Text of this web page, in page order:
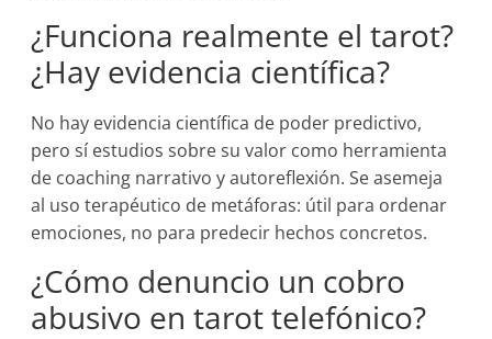
¿Funciona realmente el tarot?
¿Hay evidencia científica?
No hay evidencia científica de poder predictivo,
pero sí estudios sobre su valor como herramienta
de coaching narrativo y autoreflexión. Se asemeja
al uso terapéutico de metáforas: útil para ordenar
emociones, no para predecir hechos concretos.
¿Cómo denuncio un cobro
abusivo en tarot telefónico?